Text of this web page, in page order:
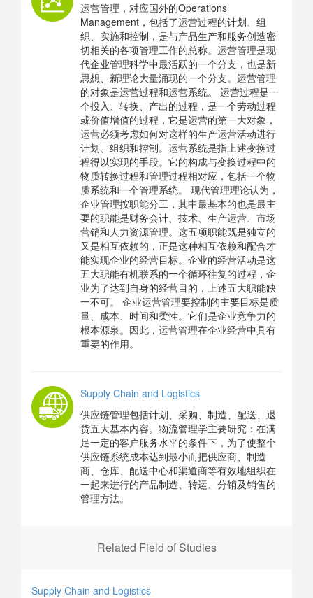
运营管理，对应国外的Operations
Management，包括了运营过程的计划、组
织、实施和控制，是与产品生产和服务创造密
切相关的各项管理工作的总称。运营管理是现
代企业管理科学中最活跃的一个分支，也是新
思想、新理论大量涌现的一个分支。运营管理
的对象是运营过程和运营系统。 运营过程是一
个投入、转换、产出的过程，是一个劳动过程
或价值增值的过程，它是运营的第一大对象，
运营必须考虑如何对这样的生产运营活动进行
计划、组织和控制。运营系统是指上述变换过
程得以实现的手段。它的构成与变换过程中的
物质转换过程和管理过程相对应，包括一个物
质系统和一个管理系统。 现代管理理论认为，
企业管理按职能分工，其中最基本的也是最主
要的职能是财务会计、技术、生产运营、市场
营销和人力资源管理。这五项职能既是独立的
又是相互依赖的，正是这种相互依赖和配合才
能实现企业的经营目标。企业的经营活动是这
五大职能有机联系的一个循环往复的过程，企
业为了达到自身的经营目的，上述五大职能缺
一不可。 企业运营管理要控制的主要目标是质
量、成本、时间和柔性。它们是企业竞争力的
根本源泉。因此，运营管理在企业经营中具有
重要的作用。
Supply Chain and Logistics
供应链管理包括计划、采购、制造、配送、退
货五大基本内容。物流管理学主要研究：在满
足一定的客户服务水平的条件下，为了使整个
供应链系统成本达到最小而把供应商、制造
商、仓库、配送中心和渠道商等有效地组织在
一起来进行的产品制造、转运、分销及销售的
管理方法。
Related Field of Studies
Supply Chain and Logistics